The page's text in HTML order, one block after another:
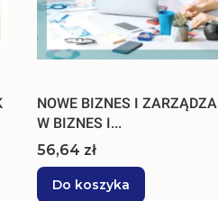
NOWE BIZNES I
W BIZNES I...
Cena
56,64 zł
Do koszyka